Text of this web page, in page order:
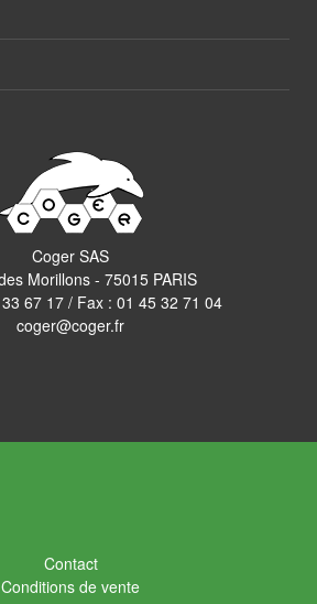
Coger SAS
Morillons - 75015 PARIS
67 17/ Fax : 01 45 32 71 04
coger@coger.fr
Contact
Conditions de vente